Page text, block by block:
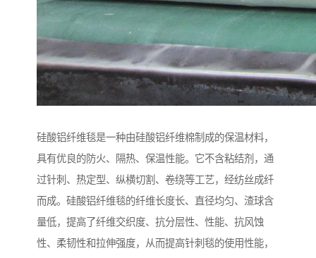
硅酸铝纤维毯是一种由硅酸铝纤维棉制成的保温材料，
具有优良的防火、隔热、保温性能。它不含粘结剂，通
过针刺、热定型、纵横切割、卷绕等工艺，经纺丝成纤
而成。硅酸铝纤维毯的纤维长度长、直径均匀、渣球含
量低，提高了纤维交织度、抗分层性、性能、抗风蚀
性、柔韧性和拉伸强度，从而提高针刺毯的使用性能，